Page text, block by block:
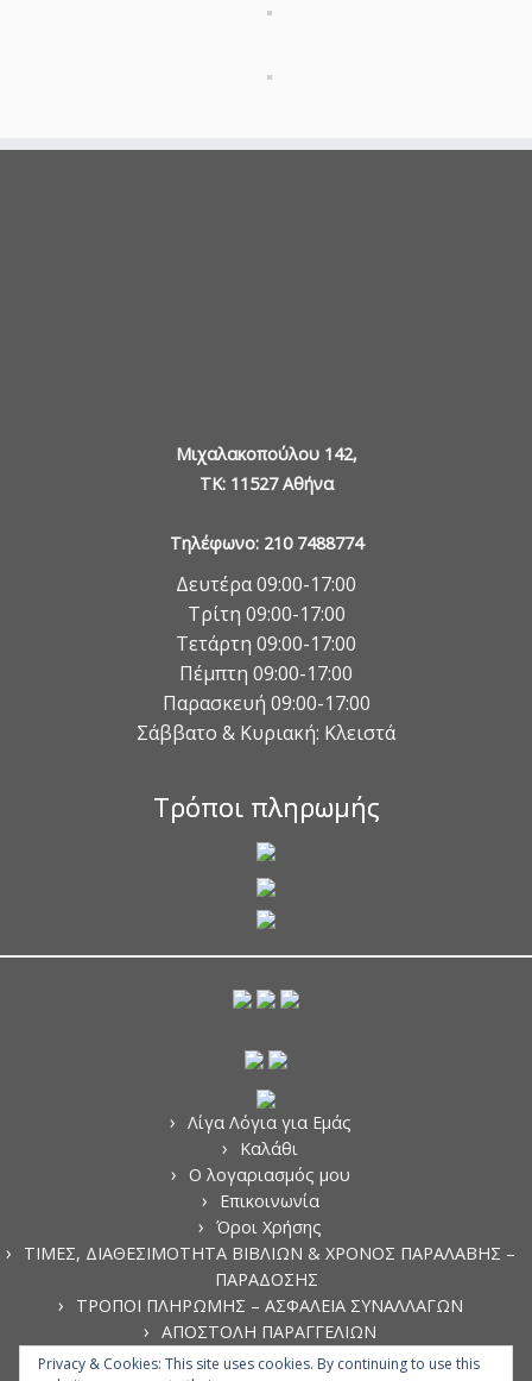
Μιχαλακοπούλου 142,
TK: 11527 Αθήνα
Τηλέφωνο: 210 7488774
Δευτέρα 09:00-17:00
Τρίτη 09:00-17:00
Τετάρτη 09:00-17:00
Πέμπτη 09:00-17:00
Παρασκευή 09:00-17:00
Σάββατο & Κυριακή: Κλειστά
Τρόποι πληρωμής
Λίγα Λόγια για Εμάς
Καλάθι
Ο λογαριασμός μου
Επικοινωνία
Όροι Χρήσης
ΤΙΜΕΣ, ΔΙΑΘΕΣΙΜΟΤΗΤΑ ΒΙΒΛΙΩΝ & ΧΡΟΝΟΣ ΠΑΡΑΛΑΒΗΣ –
ΠΑΡΑΔΟΣΗΣ
ΤΡΟΠΟΙ ΠΛΗΡΩΜΗΣ – ΑΣΦΑΛΕΙΑ ΣΥΝΑΛΛΑΓΩΝ
ΑΠΟΣΤΟΛΗ ΠΑΡΑΓΓΕΛΙΩΝ
ΑΚΥΡΩΣΗ ΠΑΡΑΓΓΕΛΙΩΝ
Privacy & Cookies: This site uses cookies. By continuing to use this